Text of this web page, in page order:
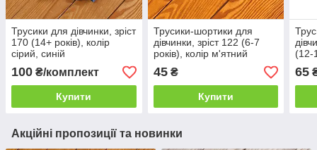
Трусики для дівчинки, зріст
170 (14+ років), колір
сірий, синій
100 ₴/комплект
Купити
Трусики-шортики для
дівчинки, зріст 122 (6-7
років), колір м'ятний
45₴
Купити
(12-
65
Акційні пропозиції та новинки